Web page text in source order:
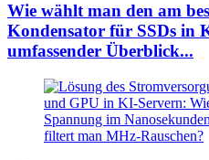
Wie wählt man den am
Kondensator für SSDs in
umfassender Überblick...